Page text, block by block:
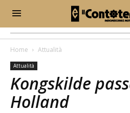
Home Attualità
Attualità
Kongskilde
Holland